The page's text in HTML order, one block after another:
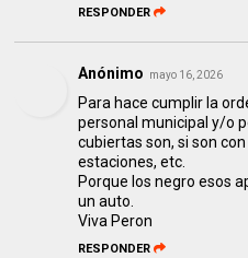
RESPONDER
Anónimo mayo 16, 2026
Para hace cumplir la
personal municipal y/o
cubiertas son, si son
estaciones, etc.
Porque los negro esos
un auto.
Viva Peron
RESPONDER